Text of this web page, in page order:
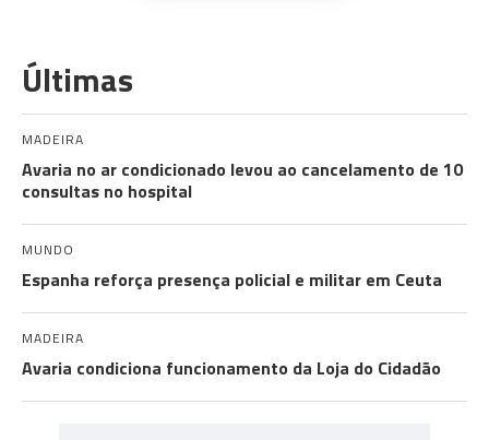
Últimas
MADEIRA
Avaria no ar condicionado levou ao cancelamento de 10
consultas no hospital
MUNDO
Espanha reforça presença policial e militar em Ceuta
MADEIRA
Avaria condiciona funcionamento da Loja do Cidadão